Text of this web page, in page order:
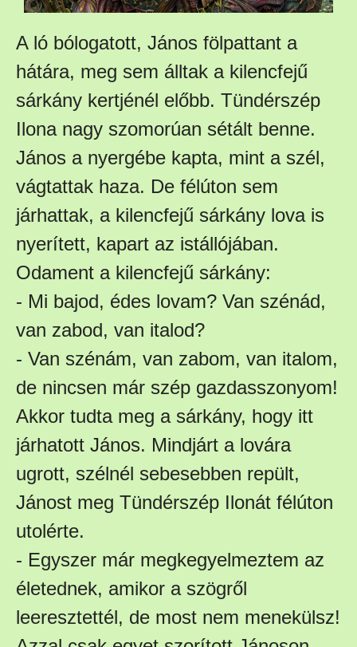
A ló bólogatott, János fölpattant a
hátára, meg sem álltak a kilencfejű
sárkány kertjénél előbb. Tündérszép
Ilona nagy szomorúan sétált benne.
János a nyergébe kapta, mint a szél,
vágtattak haza. De félúton sem
járhattak, a kilencfejű sárkány lova is
nyerített, kapart az istállójában.
Odament a kilencfejű sárkány:
- Mi bajod, édes lovam? Van szénád,
van zabod, van italod?
- Van szénám, van zabom, van italom,
de nincsen már szép gazdasszonyom!
Akkor tudta meg a sárkány, hogy itt
járhatott János. Mindjárt a lovára
ugrott, szélnél sebesebben repült,
Jánost meg Tündérszép Ilonát félúton
utolérte.
- Egyszer már megkegyelmeztem az
életednek, amikor a szögről
leeresztettél, de most nem menekülsz!